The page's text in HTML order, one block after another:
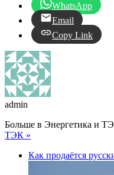
WhatsApp
Email
Copy Link
admin
Больше в Энергетика и
ТЭК »
Как продаётся